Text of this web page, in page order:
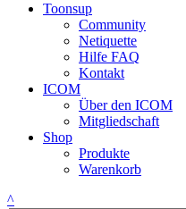
Toonsup
Community
Netiquette
Hilfe FAQ
Kontakt
ICOM
Über den ICOM
Mitgliedschaft
Shop
Produkte
Warenkorb
^